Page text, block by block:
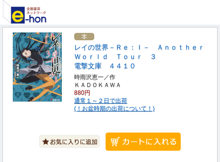
レイの世界－Ｒｅ：Ｉ－ Ａｎｏｔｈｅｒ
Ｗｏｒｌｄ Ｔｏｕｒ ３
電撃文庫 ４４１０
時雨沢恵一／作
ＫＡＤＯＫＡＷＡ
880円
通常１～２日で出荷
(！お盆時期の出荷について！)